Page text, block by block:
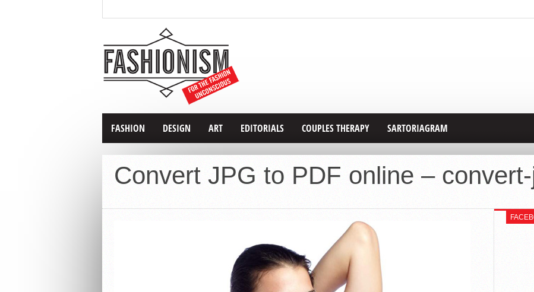
FASHION DESIGN ART EDITORIALS COUPLES THERAPY SARTORIAGRAM
Convert JPG to PDF online –